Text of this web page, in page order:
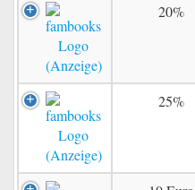
20%
25%